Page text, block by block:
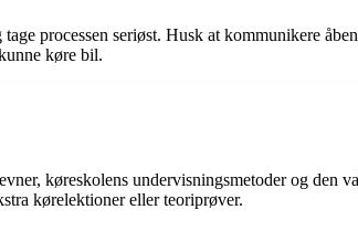
processen seriøst. Husk at kommunikere
køre bil.
køreskolens undervisningsmetoder og den
kørelektioner eller teoriprøver.